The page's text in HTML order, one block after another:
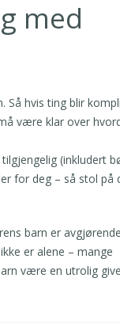
med
hvis ting blir
være klar over
(inkludert
for deg – så stol på
barn er
er alene – mange
være en utrolig